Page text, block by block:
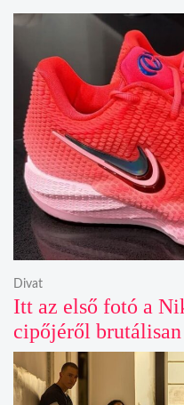
Itt az első fotó a
cipőjéről
Divat